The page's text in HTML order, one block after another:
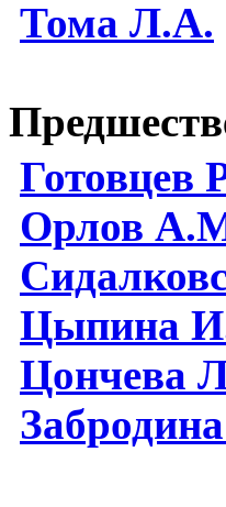
Тома Л.А.
Готовцев
Орлов
Цыпина
Цончева